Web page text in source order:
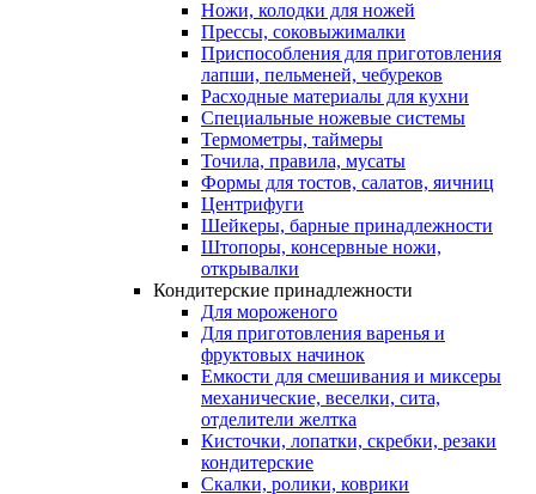
Ножи, колодки для ножей
Прессы, соковыжималки
Приспособления для приготовления
лапши, пельменей, чебуреков
Расходные материалы для кухни
Специальные ножевые системы
Термометры, таймеры
Точила, правила, мусаты
Формы для тостов, салатов, яичниц
Центрифуги
Шейкеры, барные принадлежности
Штопоры, консервные ножи,
открывалки
Кондитерские принадлежности
Для мороженого
Для приготовления варенья и
фруктовых начинок
Емкости для смешивания и миксеры
механические, веселки, сита,
отделители желтка
Кисточки, лопатки, скребки, резаки
кондитерские
Скалки, ролики, коврики